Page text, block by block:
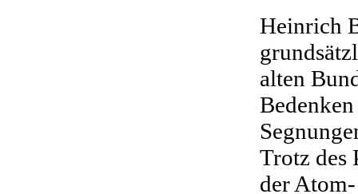
Heinrich
alten
Trotz des
der